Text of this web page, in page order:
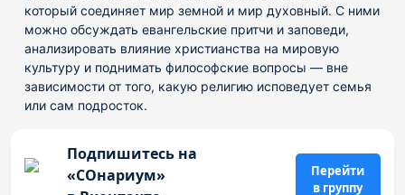
который соединяет мир земной и мир духовный. С ними
можно обсуждать евангельские притчи и заповеди,
анализировать влияние христианства на мировую
культуру и поднимать философские вопросы — вне
зависимости от того, какую религию исповедует семья
или сам подросток.
Подпишитесь на
«СОнариум»
Перейти
в группу